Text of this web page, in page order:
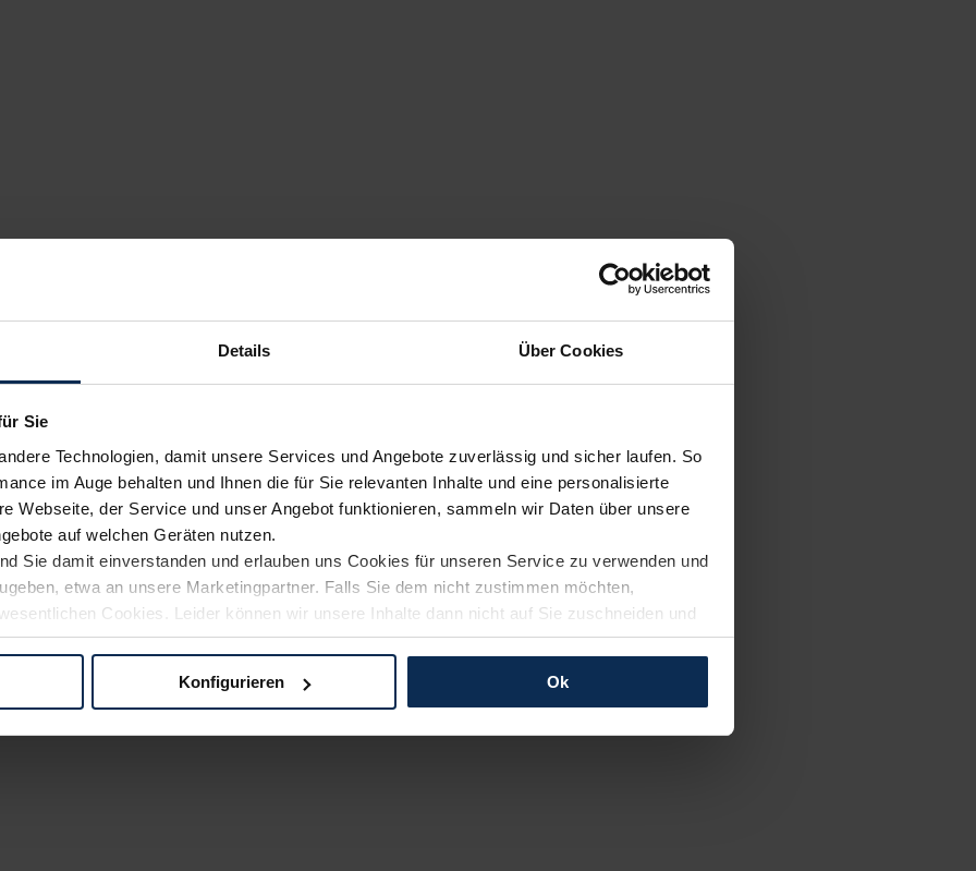
Details Über Cookies
Sie
Technologien, damit unsere Services und Angebote zuverlässig und sicher laufen. So
im Auge behalten und Ihnen die für Sie relevanten Inhalte und eine personalisierte
Webseite, der Service und unser Angebot funktionieren, sammeln wir Daten über unsere
auf welchen Geräten nutzen.
Sie damit einverstanden und erlauben uns Cookies für unseren Service zu verwenden und
etwa an unsere Marketingpartner. Falls Sie dem nicht zustimmen möchten,
Cookies. Leider können wir unsere Inhalte dann nicht auf Sie zuschneiden und
Weg zu Ihrem Neuwagen unterstützen. Sie können die Einstellungen jederzeit anpassen
Konfigurieren Ok